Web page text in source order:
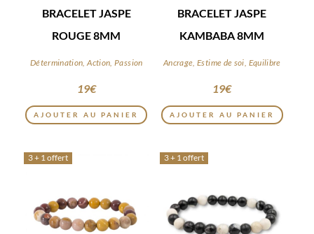
BRACELET JASPE
ROUGE 8MM
Détermination, Action, Passion
19€
AJOUTER AU PANIER
BRACELET JASPE
KAMBABA 8MM
Ancrage, Estime de soi, Equilibre
19€
AJOUTER AU PANIER
3 + 1 offert 3 + 1 offert